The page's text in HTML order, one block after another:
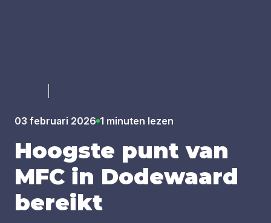
03 februari 2026 1 minuten lezen
Hoog­ste punt van
MFC in Dode­waard
bereikt